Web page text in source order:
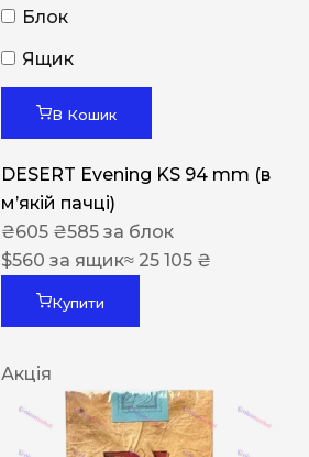
Блок
Ящик
В Кошик
DESERT Evening KS 94 mm (в
мʼякій пачці)
₴605 ₴585 за блок
$560 за ящик≈ 25 105 ₴
Купити
Акція